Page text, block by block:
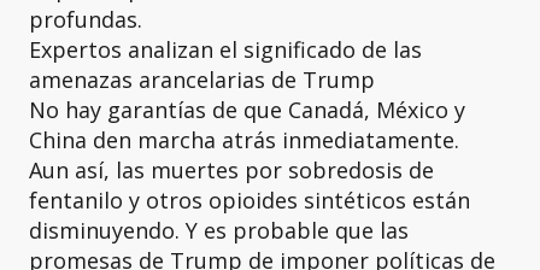
profundas.
Expertos analizan el significado de las
amenazas arancelarias de Trump
No hay garantías de que Canadá, México y
China den marcha atrás inmediatamente.
Aun así, las muertes por sobredosis de
fentanilo y otros opioides sintéticos están
disminuyendo. Y es probable que las
promesas de Trump de imponer políticas de